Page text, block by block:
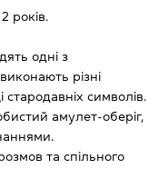
років.
одні з
різні
символів.
амулет-оберіг,
та спільного